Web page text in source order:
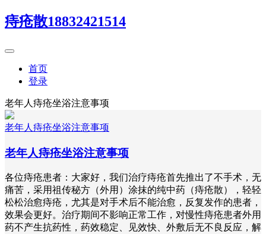
痔疮散18832421514
首页
登录
老年人痔疮坐浴注意事项
老年人痔疮坐浴注意事项
老年人痔疮坐浴注意事项
各位痔疮患者：大家好，我们治疗痔疮首先推出了不手术，无
痛苦，采用祖传秘方（外用）涂抹的纯中药（痔疮散），轻轻
松松治愈痔疮，尤其是对手术后不能治愈，反复发作的患者，
效果会更好。治疗期间不影响正常工作，对慢性痔疮患者外用
药不产生抗药性，药效稳定、见效快、外敷后无不良反应，解